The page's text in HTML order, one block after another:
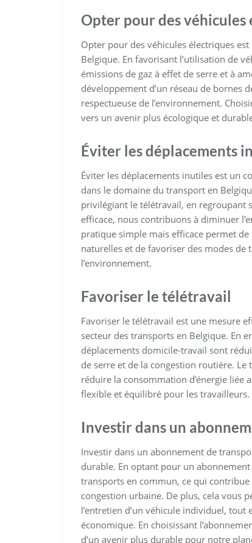
Opter pour des véhicules
Opter pour des véhicules électriques
Belgique. En favorisant l’utilisation de
émissions de gaz à effet de serre et à
développement d’un réseau de bornes
respectueuse de l’environnement.
vers un avenir plus écologique et
Éviter les déplacements
Éviter les déplacements inutiles est un
dans le domaine du transport en
privilégiant le télétravail, en regroupant
efficace, nous contribuons à diminuer
pratique simple mais efficace permet
naturelles et de favoriser des modes
l’environnement.
Favoriser le télétravail
Favoriser le télétravail est une mesure
secteur des transports en Belgique. En
déplacements domicile-travail sont
de serre et de la congestion routière.
réduire la consommation d’énergie liée
flexible et équilibré pour les travailleurs.
Investir dans un
Investir dans un abonnement de
durable. En optant pour un
transports en commun, ce qui
congestion urbaine. De plus, cela vous
l’entretien d’un véhicule individuel,
économique. En choisissant
d’un avenir plus durable pour notre